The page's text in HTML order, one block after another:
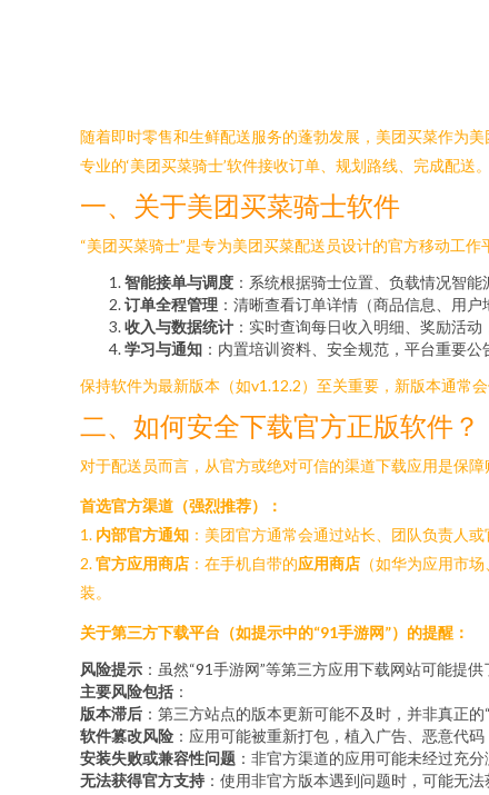
随着即时零售和生鲜配送服务的蓬勃发展，美团买菜作为
专业的‘美团买菜骑士’软件接收订单、规划路线、完成配
一、关于美团买菜骑士软件
“美团买菜骑士”是专为美团买菜配送员设计的官方移动工
智能接单与调度 ：系统根据骑士位置、负载情况智
订单全程管理 ：清晰查看订单详情（商品信息、用
收入与数据统计 ：实时查询每日收入明细、奖励活
学习与通知 ：内置培训资料、安全规范，平台重要公
保持软件为最新版本（如v1.12.2）至关重要，新版本通常
二、如何安全下载官方正版软件？
对于配送员而言，从官方或绝对可信的渠道下载应用是保
首选官方渠道（强烈推荐）：
1. 内部官方通知 ：美团官方通常会通过站长、团队负责人
2.官方应用商店 ：在手机自带的应用商店 （如华为应用市
装。
关于第三方下载平台（如提示中的“91手游网”）的提醒：
风险提示 ：虽然“91手游网”等第三方应用下载网站可能提
主要风险包括 ：
版本滞后 ：第三方站点的版本更新可能不及时，并非真正的“
软件篡改风险 ：应用可能被重新打包，植入广告、恶意代
安装失败或兼容性问题 ：非官方渠道的应用可能未经过充
无法获得官方支持 ：使用非官方版本遇到问题时，可能无